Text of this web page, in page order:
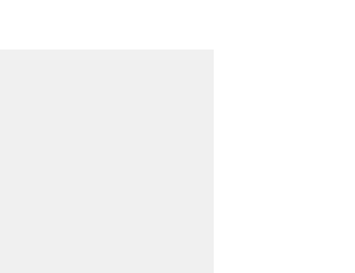
teşkilat yöneticileri,